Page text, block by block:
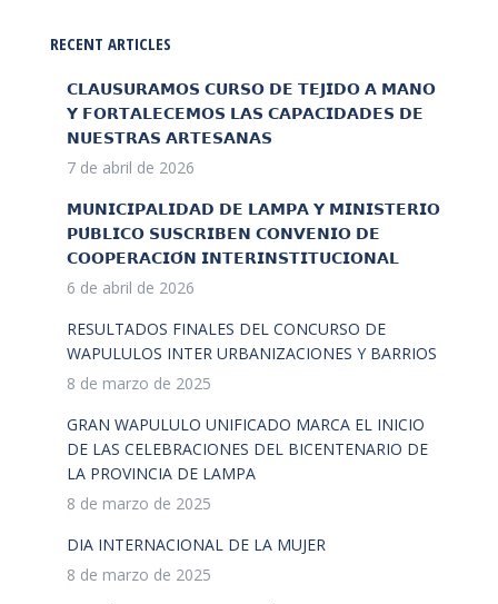
RECENT ARTICLES
𝗖𝗟𝗔𝗨𝗦𝗨𝗥𝗔𝗠𝗢𝗦 𝗖𝗨𝗥𝗦𝗢 𝗗𝗘 𝗧𝗘𝗝𝗜𝗗𝗢 𝗔 𝗠𝗔𝗡𝗢
𝗬 𝗙𝗢𝗥𝗧𝗔𝗟𝗘𝗖𝗘𝗠𝗢𝗦 𝗟𝗔𝗦 𝗖𝗔𝗣𝗔𝗖𝗜𝗗𝗔𝗗𝗘𝗦 𝗗𝗘
𝗡𝗨𝗘𝗦𝗧𝗥𝗔𝗦 𝗔𝗥𝗧𝗘𝗦𝗔𝗡𝗔𝗦
7 de abril de 2026
𝗠𝗨𝗡𝗜𝗖𝗜𝗣𝗔𝗟𝗜𝗗𝗔𝗗 𝗗𝗘 𝗟𝗔𝗠𝗣𝗔 𝗬 𝗠𝗜𝗡𝗜𝗦𝗧𝗘𝗥𝗜𝗢
𝗣𝗨́𝗕𝗟𝗜𝗖𝗢 𝗦𝗨𝗦𝗖𝗥𝗜𝗕𝗘𝗡 𝗖𝗢𝗡𝗩𝗘𝗡𝗜𝗢 𝗗𝗘
𝗖𝗢𝗢𝗣𝗘𝗥𝗔𝗖𝗜𝗢́𝗡 𝗜𝗡𝗧𝗘𝗥𝗜𝗡𝗦𝗧𝗜𝗧𝗨𝗖𝗜𝗢𝗡𝗔𝗟
6 de abril de 2026
RESULTADOS FINALES DEL CONCURSO DE
WAPULULOS INTER URBANIZACIONES Y BARRIOS
8 de marzo de 2025
GRAN WAPULULO UNIFICADO MARCA EL INICIO
DE LAS CELEBRACIONES DEL BICENTENARIO DE
LA PROVINCIA DE LAMPA
8 de marzo de 2025
DIA INTERNACIONAL DE LA MUJER
8 de marzo de 2025